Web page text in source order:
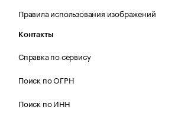
Правила использования изображений
Контакты
Справка по сервису
Поиск по ОГРН
Поиск по ИНН